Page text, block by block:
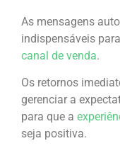
As mensagens
indispensáveis
canal de venda.
Os retornos
gerenciar a
para que a
seja positiva.